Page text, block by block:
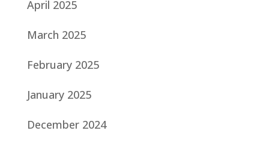
April 2025
March 2025
February 2025
January 2025
December 2024